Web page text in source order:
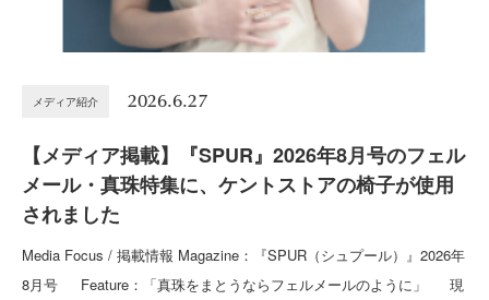
メディア紹介 2026.6.27
【メディア掲載】『SPUR』2026年8月号のフェル
メール・真珠特集に、ケントストアの椅子が使用
されました
Media Focus / 掲載情報 Magazine：『SPUR（シュプール）』2026年
8月号 Feature：「真珠をまとうならフェルメールのように」 現